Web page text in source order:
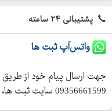
پشتیبانی ۲۴ ساعته
واتس‌اَپ ثبت ها
جهت ارسال پیام خود از
09356661599 سایت ثبت ها، روی لینک فوق کلیک کنید.